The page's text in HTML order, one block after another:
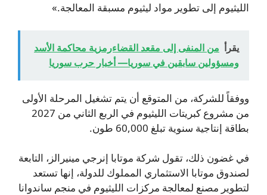
الليثيوم إلى تطوير مواد ليثيوم مسبقة المعالجة.»
يقرأ من المنفى إلى مقعد القضاءرمزية محاكمة الأسد
ومسؤولين سابقين في سوريا— أخبار حرب سوريا
ووفقاً للشركة، من المتوقع أن يتم تشغيل المرحلة الأولى
من مشروع كبريتات الليثيوم في الربع الثاني من 2027
بطاقة إنتاجية سنوية تبلغ 60,000 طون.
في غضون ذلك، تقول شركة موتابا إنرجي مينيرالز، التابعة
لصندوق موتابا الاستثماري المملوك للدولة، إنها تستعد
لتطوير مصنع لمعالجة مركزات الليثيوم في منجم ساندوانا